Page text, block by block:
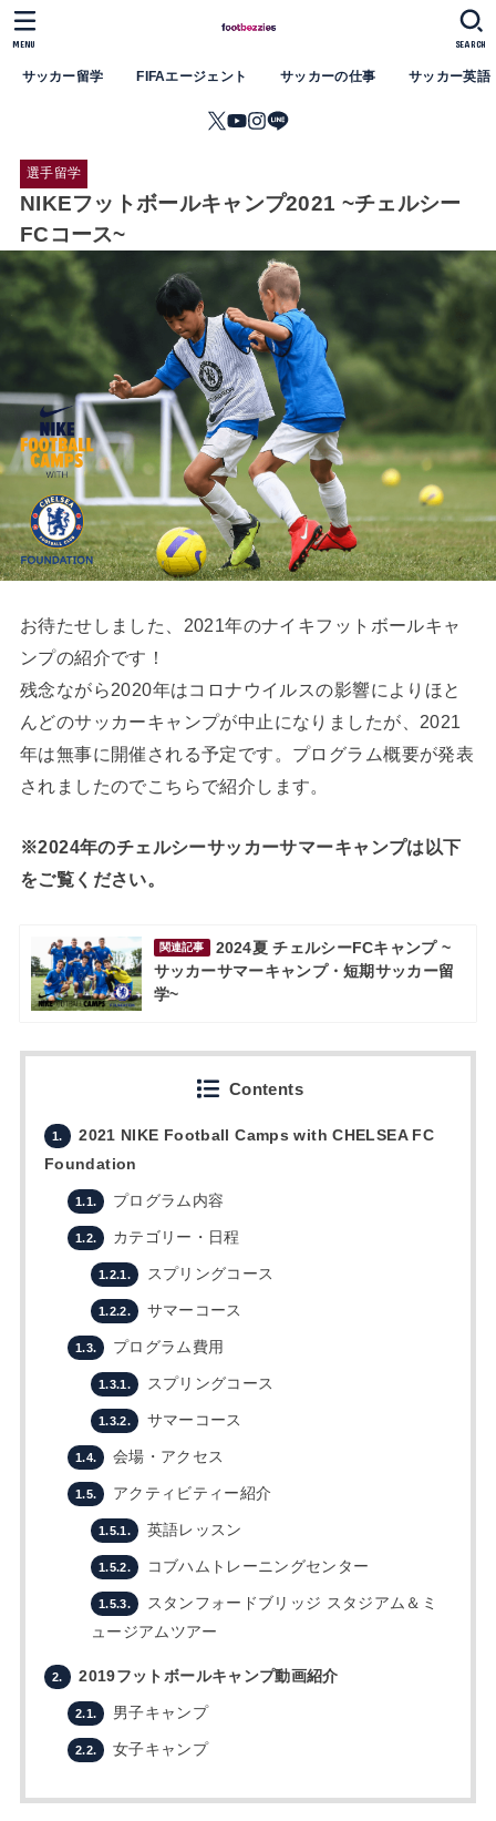
サッカー留学 FIFAエージェント サッカーの仕事 サッカー英語
SEARCH
MENU
選手留学
NIKEフットボールキャンプ2021 ~チェルシー
FCコース~
お待たせしました、2021年のナイキフットボールキャ
ンプの紹介です！
残念ながら2020年はコロナウイルスの影響によりほと
んどのサッカーキャンプが中止になりましたが、2021
年は無事に開催される予定です。プログラム概要が発表
されましたのでこちらで紹介します。
※2024年のチェルシーサッカーサマーキャンプは以下
をご覧ください。
関連記事
2024夏 チェルシーFCキャンプ ~
サッカーサマーキャンプ・短期サッカー留
学~
Contents
1.
2021 NIKE Football Camps with CHELSEA FC
Foundation
1.1. プログラム内容
1.2. カテゴリー・日程
1.2.1. スプリングコース
1.2.2. サマーコース
1.3. プログラム費用
1.3.1. スプリングコース
1.3.2. サマーコース
1.4. 会場・アクセス
1.5. アクティビティー紹介
1.5.1. 英語レッスン
1.5.2. コブハムトレーニングセンター
1.5.3.
スタンフォードブリッジ スタジアム＆ミ
ュージアムツアー
2. 2019フットボールキャンプ動画紹介
2.1. 男子キャンプ
2.2. 女子キャンプ